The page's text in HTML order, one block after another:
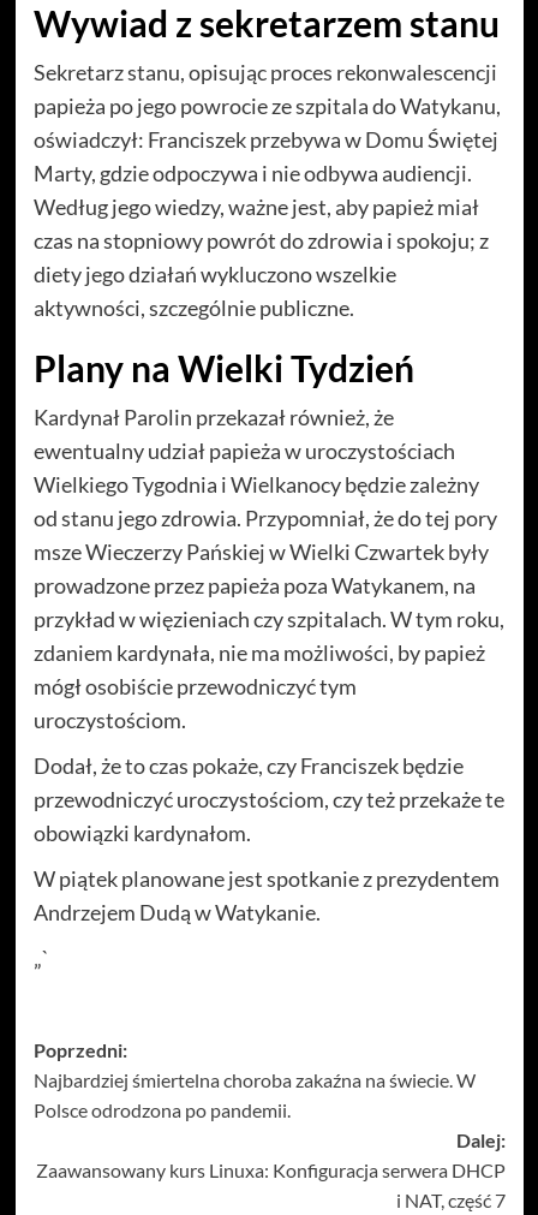
Wywiad z sekretarzem stanu
Sekretarz stanu, opisując proces rekonwalescencji
papieża po jego powrocie ze szpitala do Watykanu,
oświadczył: Franciszek przebywa w Domu Świętej
Marty, gdzie odpoczywa i nie odbywa audiencji.
Według jego wiedzy, ważne jest, aby papież miał
czas na stopniowy powrót do zdrowia i spokoju; z
diety jego działań wykluczono wszelkie
aktywności, szczególnie publiczne.
Plany na Wielki Tydzień
Kardynał Parolin przekazał również, że
ewentualny udział papieża w uroczystościach
Wielkiego Tygodnia i Wielkanocy będzie zależny
od stanu jego zdrowia. Przypomniał, że do tej pory
msze Wieczerzy Pańskiej w Wielki Czwartek były
prowadzone przez papieża poza Watykanem, na
przykład w więzieniach czy szpitalach. W tym roku,
zdaniem kardynała, nie ma możliwości, by papież
mógł osobiście przewodniczyć tym
uroczystościom.
Dodał, że to czas pokaże, czy Franciszek będzie
przewodniczyć uroczystościom, czy też przekaże te
obowiązki kardynałom.
W piątek planowane jest spotkanie z prezydentem
Andrzejem Dudą w Watykanie.
„`
Zobacz
wpisy
Poprzedni:
Najbardziej śmiertelna choroba zakaźna na świecie. W
Polsce odrodzona po pandemii.
Dalej:
Zaawansowany kurs Linuxa: Konfiguracja serwera DHCP
i NAT, część 7